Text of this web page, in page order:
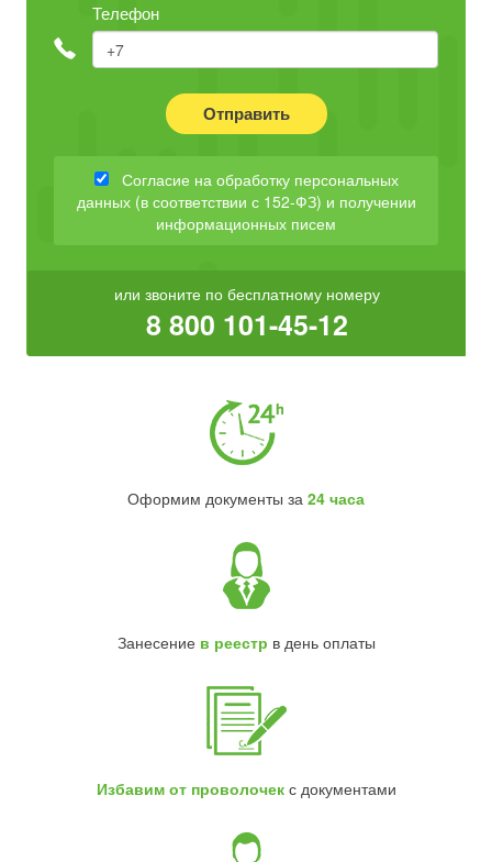
Телефон
Отправить
Согласие на обработку персональных
данных (в соответствии с 152-ФЗ) и получении
информационных писем
или звоните по бесплатному номеру
8 800 101-45-12
Оформим документы за 24 часа
Занесение в реестр в день оплаты
Избавим от проволочекс документами